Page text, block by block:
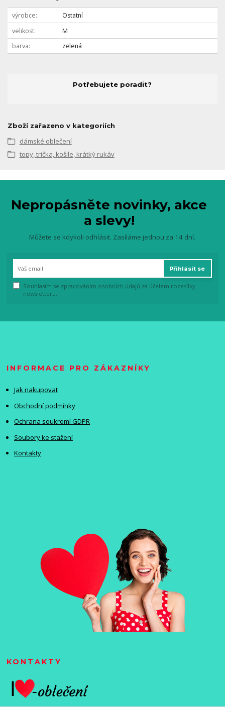
výrobce
Ostatní
velikost
M
barva
zelená
Potřebujete poradit?
Zboží zařazeno v kategoriích
dámské oblečení
topy, trička, košile, krátký rukáv
Nepropásněte novinky, akce
a slevy!
Můžete se kdykoli odhlásit. Zasíláme jednou za 14 dní.
Přihlásit se
Souhlasím se zpracováním osobních údajů za účelem rozesílky
newsletteru.
INFORMACE PRO ZÁKAZNÍKY
Jak nakupovat
Obchodní podmínky
Ochrana soukromí GDPR
Soubory ke stažení
Kontakty
KONTAKTY